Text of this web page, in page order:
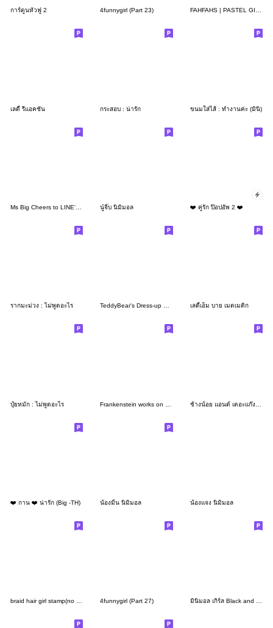
การ์ตูนหัวฟู 2 4funnygirl (Part 23) FAHFAHS | PASTEL GIRL
เลดี้ รีแอคชั่น กระสอบ : น่ารัก ขนมใส่ไส้ : ทำงานค่ะ (มินิ)
นู๋จิ๊บ นิมิมอล ❤️ คู่รัก ป๊อปอัพ 2 ❤️
รากมะม่วง : ไม่พูดอะไร TeddyBear's Dress-up Sticker เลดี้เอ็ม บาย เมดเมติก
ปุ๋ยหมัก : ไม่พูดอะไร ช้างน้อย แอนด์ เดอะแก๊ง : online seller
❤️ กาน ❤️ น่ารัก (Big -TH) น้องมิ้น นิมิมอล น้องแจง นิมิมอล
braid hair girl stamp(no characters) 4funnygirl (Part 27) มินิมอล เกิร์ล Black and Pink